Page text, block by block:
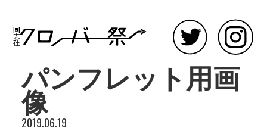
パンフレット用画
像
2019.06.19